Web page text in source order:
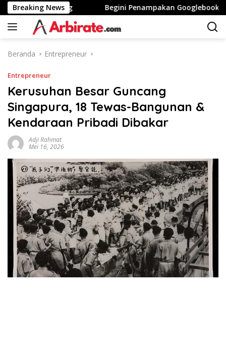
Langsung
ke
konten
Breaking News
Stunting Begini Penampakan Googlebook Bikinan
Beranda Entrepreneur
Entrepreneur
Kerusuhan Besar Guncang
Singapura, 18 Tewas-Bangunan &
Kendaraan Pribadi Dibakar
Adji Rahmat
Mei 16, 2026